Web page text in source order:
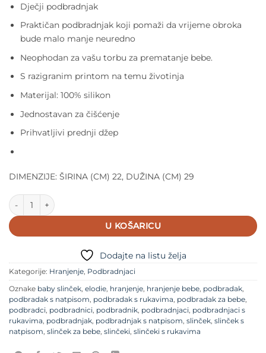
Dječji podbradnjak
Praktičan podbradnjak koji pomaži da vrijeme obroka
bude malo manje neuredno
Neophodan za vašu torbu za prematanje bebe.
S razigranim printom na temu životinja
Materijal: 100% silikon
Jednostavan za čišćenje
Prihvatljivi prednji džep
DIMENZIJE: ŠIRINA (CM) 22, DUŽINA (CM) 29
Liewood silikonski podbradnjak - Farma količina
U KOŠARICU
Dodajte na listu želja
Kategorije: Hranjenje, Podbradnjaci
Oznake baby slinček, elodie, hranjenje, hranjenje bebe, podbradak,
podbradak s natpisom, podbradak s rukavima, podbradak za bebe,
podbradci, podbradnici, podbradnik, podbradnjaci, podbradnjaci s
rukavima, podbradnjak, podbradnjak s natpisom, slinček, slinček s
natpisom, slinček za bebe, slinčeki, slinčeki s rukavima